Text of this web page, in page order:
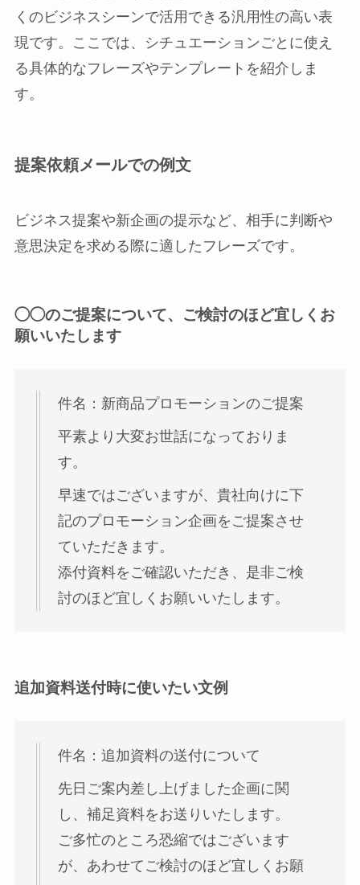
くのビジネスシーンで活用できる汎用性の高い表
現です。ここでは、シチュエーションごとに使え
る具体的なフレーズやテンプレートを紹介しま
す。
提案依頼メールでの例文
ビジネス提案や新企画の提示など、相手に判断や
意思決定を求める際に適したフレーズです。
◯◯のご提案について、ご検討のほど宜しくお
願いいたします
件名：新商品プロモーションのご提案
平素より大変お世話になっておりま
す。
早速ではございますが、貴社向けに下
記のプロモーション企画をご提案させ
ていただきます。
添付資料をご確認いただき、是非ご検
討のほど宜しくお願いいたします。
追加資料送付時に使いたい文例
件名：追加資料の送付について
先日ご案内差し上げました企画に関
し、補足資料をお送りいたします。
ご多忙のところ恐縮ではございます
が、あわせてご検討のほど宜しくお願